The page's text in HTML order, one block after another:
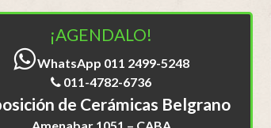
¡AGENDALO!
WhatsApp 011 2499-5248
011-4782-6736
de Cerámicas Belgrano